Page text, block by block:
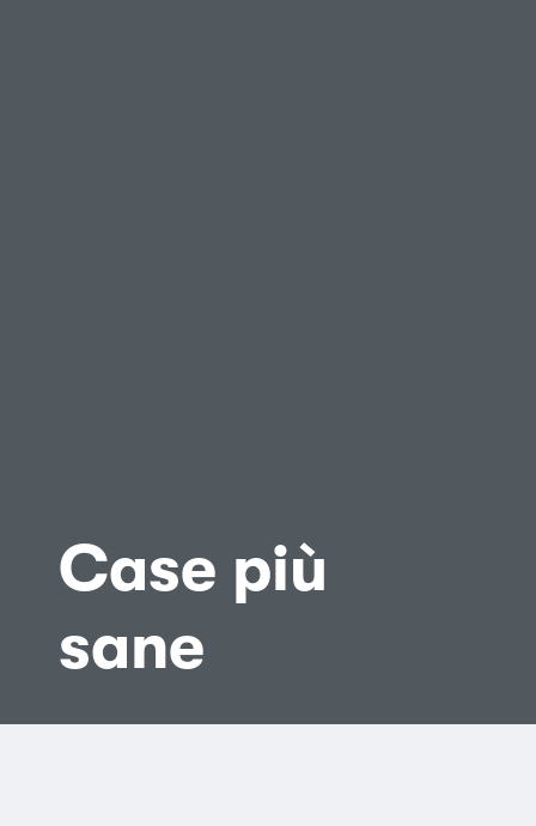
Case più
sane